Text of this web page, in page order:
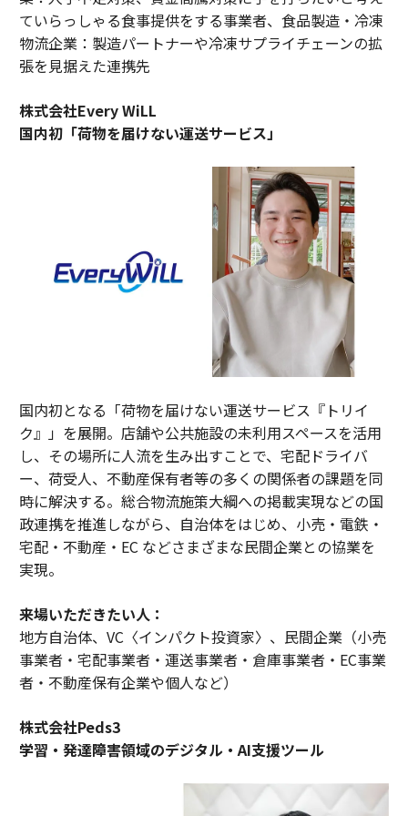
ていらっしゃる食事提供をする事業者、食品製造・冷凍
物流企業：製造パートナーや冷凍サプライチェーンの拡
張を見据えた連携先
株式会社Every WiLL
国内初「荷物を届けない運送サービス」
国内初となる「荷物を届けない運送サービス『トリイ
ク』」を展開。店舗や公共施設の未利用スペースを活用
し、その場所に人流を生み出すことで、宅配ドライバ
ー、荷受人、不動産保有者等の多くの関係者の課題を同
時に解決する。総合物流施策大綱への掲載実現などの国
政連携を推進しながら、自治体をはじめ、小売・電鉄・
宅配・不動産・EC などさまざまな民間企業との協業を
実現。
来場いただきたい人：
地方自治体、VC〈インパクト投資家〉、民間企業（小売
事業者・宅配事業者・運送事業者・倉庫事業者・EC事業
者・不動産保有企業や個人など）
株式会社Peds3
学習・発達障害領域のデジタル・AI支援ツール